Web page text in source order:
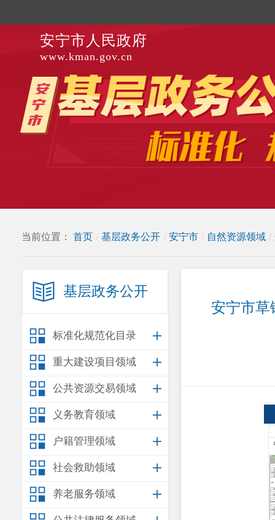
安宁市人民政府
www.kman.gov.cn
当前位置： 首页 / 基层政务公开 / 安宁市 / 自然资源领域 /
基层政务公开
标准化规范化目录
重大建设项目领域
公共资源交易领域
义务教育领域
户籍管理领域
社会救助领域
养老服务领域
安宁市草